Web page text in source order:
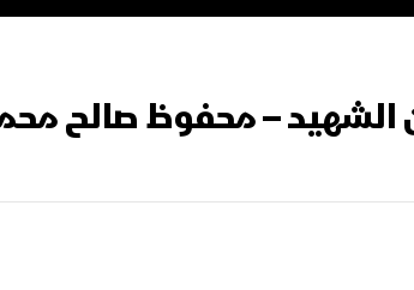
الشهيد – محفوظ صالح